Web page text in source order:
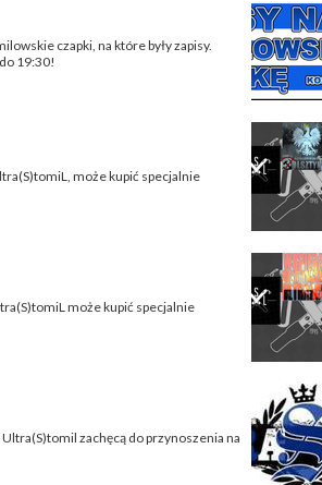
czapki, na które były zapisy.
19:30!
może kupić specjalnie
może kupić specjalnie
zachęcą do przynoszenia na